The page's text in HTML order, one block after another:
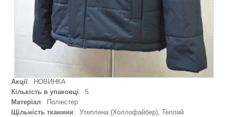
Акції: НОВИНКА
Кількість в упаковці: 5
Матеріал: Поліестер
Щільність тканини: Утеплена (Холлофайбер), Теплий